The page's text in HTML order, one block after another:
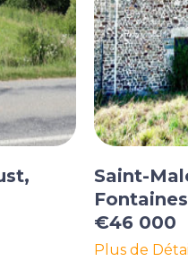
Saint-
€46 000
Plus de